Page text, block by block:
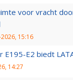
voor vracht
15:16
E195-E2 biedt
14:27